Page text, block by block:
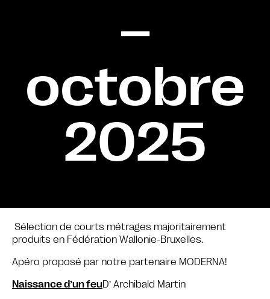
–
octobre
2025
Sélection de courts métrages majoritairement
produits en Fédération Wallonie-Bruxelles.
Apéro proposé par notre partenaire MODERNA!
Naissance d’un feuD’ Archibald Martin